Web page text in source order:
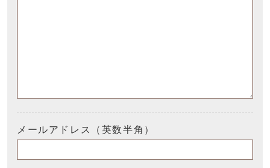
メールアドレス（英数半角）